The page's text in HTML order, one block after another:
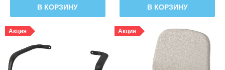
В КОРЗИНУ В КОРЗИНУ
Акция Акция